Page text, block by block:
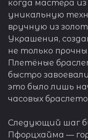
когда мастера
уникальную
вручную из
Украшения,
не только
Плетёные
быстро
это было лишь
часовых
Следующий шаг
Пфорцхайма —